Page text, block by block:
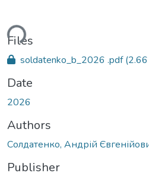
Files
soldatenko_b_2026 .pdf
Date
2026
Authors
Солдатенко, Андрій
Publisher